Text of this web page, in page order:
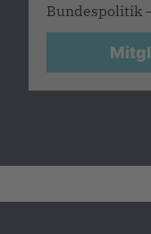
Bundespolitik